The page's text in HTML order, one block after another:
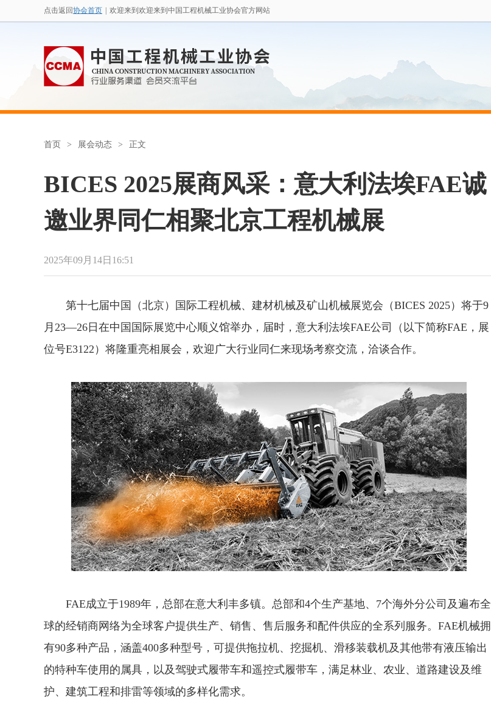
点击返回协会首页 欢迎来到欢迎来到中国工程机械工业协会官方网站
首页 > 展会动态 > 正文
BICES 2025展商风采：意大利法埃FAE诚
邀业界同仁相聚北京工程机械展
2025年09月14日16:51
第十七届中国（北京）国际工程机械、建材机械及矿山机械展览会（BICES 2025）将于9
月23—26日在中国国际展览中心顺义馆举办，届时，意大利法埃FAE公司（以下简称FAE，展
位号E3122）将隆重亮相展会，欢迎广大行业同仁来现场考察交流，洽谈合作。
FAE成立于1989年，总部在意大利丰多镇。总部和4个生产基地、7个海外分公司及遍布全
球的经销商网络为全球客户提供生产、销售、售后服务和配件供应的全系列服务。FAE机械拥
有90多种产品，涵盖400多种型号，可提供拖拉机、挖掘机、滑移装载机及其他带有液压输出
的特种车使用的属具，以及驾驶式履带车和遥控式履带车，满足林业、农业、道路建设及维
护、建筑工程和排雷等领域的多样化需求。